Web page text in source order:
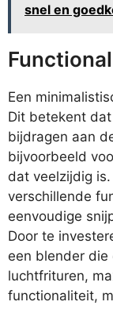
snel en
Een
Dit betekent
bijdragen aan
bijvoorbeeld
dat veelzijdig
verschillende
eenvoudige
Door te
een blender die
luchtfrituren,
functionaliteit,